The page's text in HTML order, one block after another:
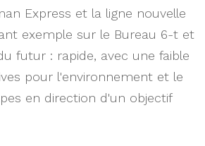
Express et la ligne nouvelle
exemple sur le Bureau 6-t et
futur : rapide, avec une faible
pour l'environnement et le
en direction d'un objectif